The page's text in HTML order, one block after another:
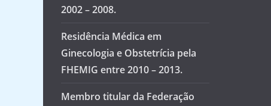
2002 – 2008.
Residência Médica em
Ginecologia e Obstetrícia pela
FHEMIG entre 2010 – 2013.
Membro titular da Federação